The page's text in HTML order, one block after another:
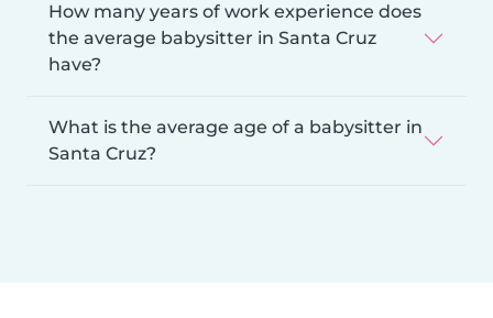
How many years of work experience does
the average babysitter in Santa Cruz
have?
What is the average age of a babysitter in
Santa Cruz?